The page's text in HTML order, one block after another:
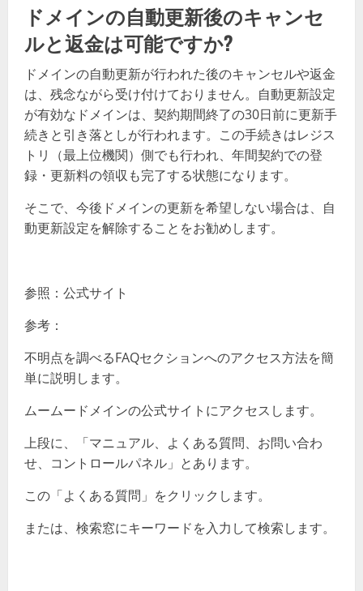
ドメインの自動更新後のキャンセ
ルと返金は可能ですか?
ドメインの自動更新が行われた後のキャンセルや返金
は、残念ながら受け付けておりません。自動更新設定
が有効なドメインは、契約期間終了の30日前に更新手
続きと引き落としが行われます。この手続きはレジス
トリ（最上位機関）側でも行われ、年間契約での登
録・更新料の領収も完了する状態になります。
そこで、今後ドメインの更新を希望しない場合は、自
動更新設定を解除することをお勧めします。
参照：公式サイト
参考：
不明点を調べるFAQセクションへのアクセス方法を簡
単に説明します。
ムームードメインの公式サイトにアクセスします。
上段に、「マニュアル、よくある質問、お問い合わ
せ、コントロールパネル」とあります。
この「よくある質問」をクリックします。
または、検索窓にキーワードを入力して検索します。